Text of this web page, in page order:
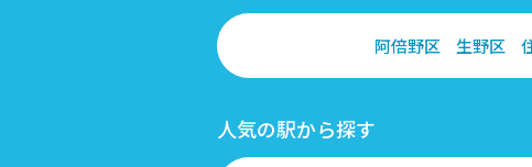
阿倍野区 生野区
人気の駅から探す